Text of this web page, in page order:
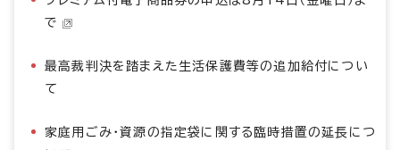
で
最高裁判決を踏まえた生活保護費等の追加給付につい
て
家庭用ごみ・資源の指定袋に関する臨時措置の延長につ